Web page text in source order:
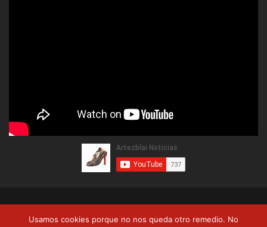
Usamos cookies porque no nos queda otro remedio. No